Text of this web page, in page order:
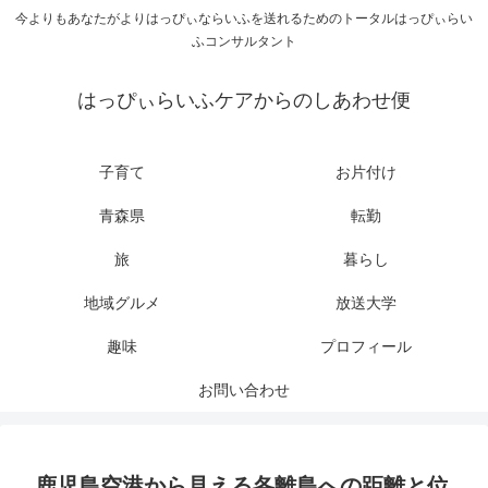
今よりもあなたがよりはっぴぃならいふを送れるためのトータルはっぴぃらい
ふコンサルタント
はっぴぃらいふケアからのしあわせ便
子育て お片付け
青森県 転勤
旅 暮らし
地域グルメ 放送大学
趣味 プロフィール
お問い合わせ